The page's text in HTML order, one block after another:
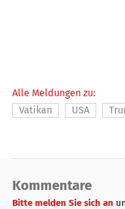
Alle Meldungen zu:
Vatikan
USA
Kommentare
Bitte melden Sie sich an